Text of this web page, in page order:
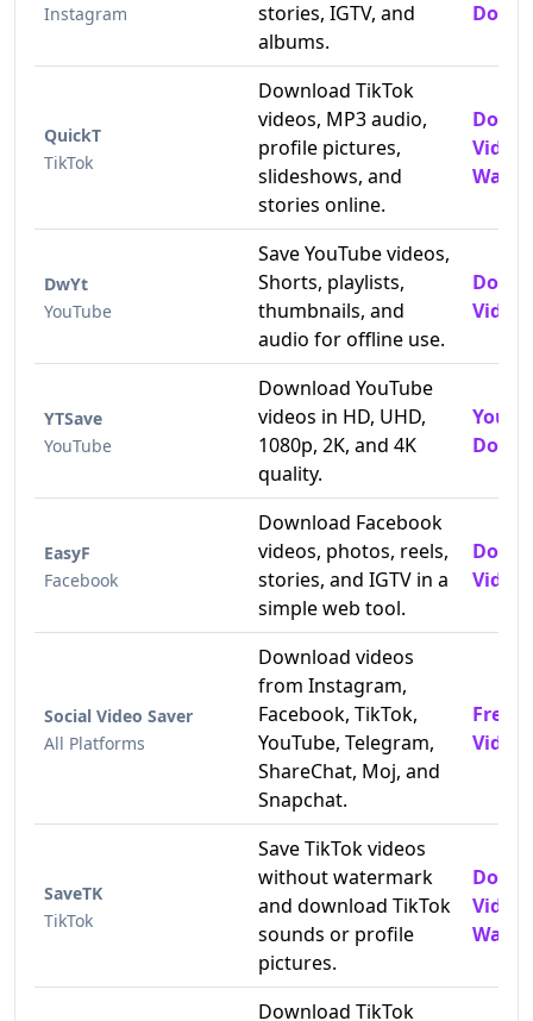
Instagram
stories, IGTV, and
albums.
QuickT
TikTok
Download TikTok
videos, MP3 audio,
profile pictures,
slideshows, and
stories online.
DwYt
YouTube
Save YouTube videos,
Shorts, playlists,
thumbnails, and
audio for offline use.
YTSave
YouTube
Download YouTube
videos in HD, UHD,
1080p, 2K, and 4K
quality.
EasyF
Facebook
Download Facebook
videos, photos, reels,
stories, and IGTV in a
simple web tool.
Social Video Saver
All Platforms
Download videos
from Instagram,
Facebook, TikTok,
YouTube, Telegram,
ShareChat, Moj, and
Snapchat.
Free
Video
SaveTK
TikTok
Save TikTok videos
without watermark
and download TikTok
sounds or profile
pictures.
Download TikTok